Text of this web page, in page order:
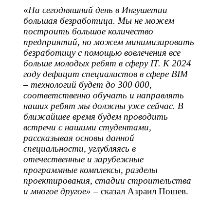
«На сегодняшний день в Ингушетии
большая безработица. Мы не можем
построить большое количество
предприятий, но можем минимизировать
безработицу с помощью вовлечения все
больше молодых ребят в сферу IT. К 2024
году дефицит специалистов в сфере BIM
– технологий будет до 300 000,
соответственно обучать и направлять
наших ребят мы должны уже сейчас. В
ближайшее время будем проводить
встречи с нашими студентами,
рассказывая основы данной
специальности, углубляясь в
отечественные и зарубежные
программные комплексы, разделы
проектирования, стадии строительства
и многое другое» – сказал Азраил Пошев.